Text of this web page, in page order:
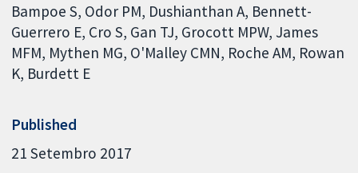
Bampoe S Odor PM Dushianthan A Bennett-
Guerrero E Cro S Gan TJ Grocott MPW James
MFM Mythen MG O'Malley CMN Roche AM Rowan
K Burdett E
Published
21 Setembro 2017